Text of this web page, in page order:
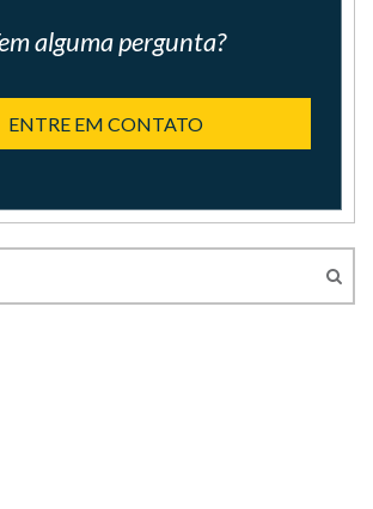
alguma pergunta?
ENTRE EM CONTATO